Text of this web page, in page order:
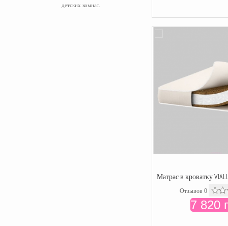
детских комнат.
Матрас в кроватку
Отзывов 0
7 820